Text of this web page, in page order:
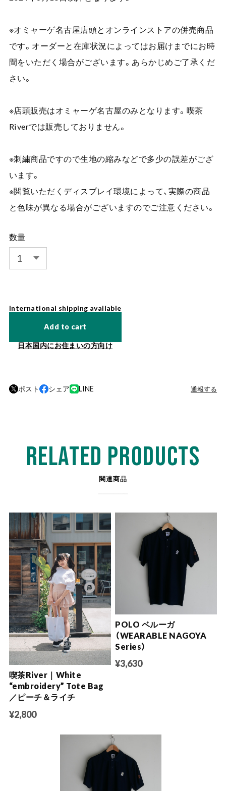
※オミャーゲ名古屋店頭とオンラインストアの併売商品
です。オーダーと在庫状況によってはお届けまでにお時
間をいただく場合がございます。あらかじめご了承くだ
さい。
※店頭販売はオミャーゲ名古屋のみとなります。喫茶
Riverでは販売しておりません。
※刺繍商品ですので生地の縮みなどで多少の誤差がござ
います。
※閲覧いただくディスプレイ環境によって、実際の商品
と色味が異なる場合がございますのでご注意ください。
数量
International shipping available
Add to cart
日本国内にお住まいの方向け
ポスト シェア LINE 通報する
RELATED PRODUCTS
関連商品
喫茶River｜White
“embroidery” Tote Bag
／ピーチ＆ライチ
¥2,800
POLO ベルーガ
（WEARABLE NAGOYA
Series）
¥3,630